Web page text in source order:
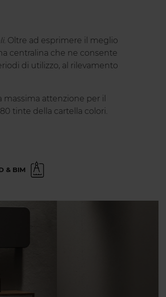
. Oltre ad esprimere il meglio
centralina che ne consente
di utilizzo, al rilevamento
attenzione per il
tinte della cartella colori.
& BIM